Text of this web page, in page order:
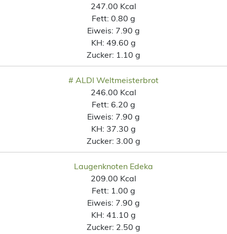
247.00 Kcal
Fett: 0.80 g
Eiweis: 7.90 g
KH: 49.60 g
Zucker: 1.10 g
# ALDI Weltmeisterbrot
246.00 Kcal
Fett: 6.20 g
Eiweis: 7.90 g
KH: 37.30 g
Zucker: 3.00 g
Laugenknoten Edeka
209.00 Kcal
Fett: 1.00 g
Eiweis: 7.90 g
KH: 41.10 g
Zucker: 2.50 g